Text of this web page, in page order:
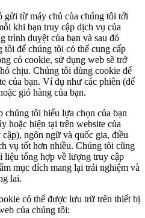
gửi từ máy chủ của chúng tôi tới
khi bạn truy cập dịch vụ của
trình duyệt của bạn và sau đó
để chúng tôi có thể cung cấp
có cookie, sử dụng web sẽ trở
chịu. Chúng tôi dùng cookie để
của bạn. Ví dụ như các phiên (để
giỏ hàng của bạn.
tôi hiểu lựa chọn của bạn
hoặc hiện tại trên website của
ngôn ngữ và quốc gia, điều
vụ tốt hơn nhiều. Chúng tôi cũng
liệu tổng hợp về lượng truy cập
mục đích mang lại trải nghiệm và
lai.
có thể được lưu trữ trên thiết bị
của chúng tôi: